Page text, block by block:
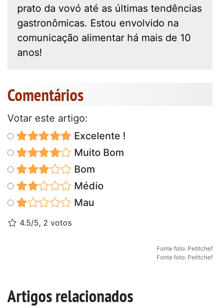
prato da vovó até as últimas tendências
gastronômicas. Estou envolvido na
comunicação alimentar há mais de 10
anos!
Comentários
Votar este artigo:
Excelente !
Muito Bom
Bom
Médio
Mau
4.5/5, 2 votos
Fonte foto: Petitchef
Fonte foto: Petitchef
Artigos relacionados